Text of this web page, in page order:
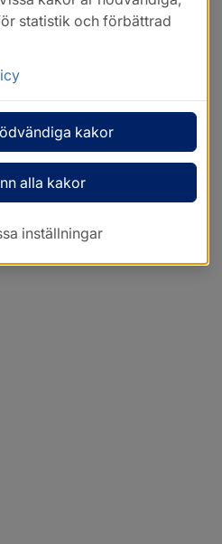
statistik och förbättrad
kakor
alla kakor
inställningar